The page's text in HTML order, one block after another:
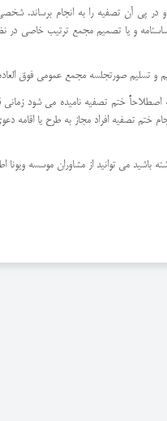
در پی آن تصفیه را به انجام برساند.
و یا تصمیم مجمع ترتیب خاصی در
و تسلیم صورتجلسه مجمع عمومی فوق
آگهی روزنامه گذشته باشد. لذا پس از این مدت و انجام ختم تصفیه
می توانید از مشاوران موسسه ویونا